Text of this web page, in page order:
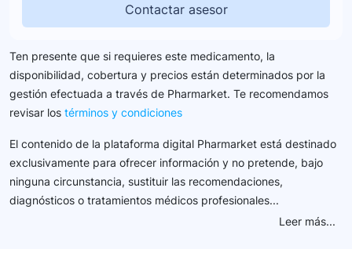
Contactar asesor
Ten presente que si requieres este medicamento, la
disponibilidad, cobertura y precios están determinados por la
gestión efectuada a través de Pharmarket. Te recomendamos
revisar los términos y condiciones
El contenido de la plataforma digital Pharmarket está destinado
exclusivamente para ofrecer información y no pretende, bajo
ninguna circunstancia, sustituir las recomendaciones,
diagnósticos o tratamientos médicos profesionales...
Leer más...